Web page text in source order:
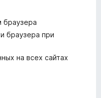
браузера
браузера при
на всех сайтах